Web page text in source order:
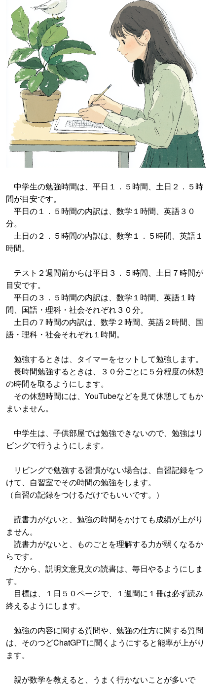
中学生の勉強時間は、平日１．５時間、土日２．５時
間が目安です。
平日の１．５時間の内訳は、数学１時間、英語３０
分。
土日の２．５時間の内訳は、数学１．５時間、英語１
時間。
テスト２週間前からは平日３．５時間、土日７時間が
目安です。
平日の３．５時間の内訳は、数学１時間、英語１時
間、国語・理科・社会それぞれ３０分。
土日の７時間の内訳は、数学２時間、英語２時間、国
語・理科・社会それぞれ１時間。
勉強するときは、タイマーをセットして勉強します。
長時間勉強するときは、３０分ごとに５分程度の休憩
の時間を取るようにします。
その休憩時間には、YouTubeなどを見て休憩してもか
まいません。
中学生は、子供部屋では勉強できないので、勉強はリ
ビングで行うようにします。
リビングで勉強する習慣がない場合は、自習記録をつ
けて、自習室でその時間の勉強をします。
（自習の記録をつけるだけでもいいです。）
読書力がないと、勉強の時間をかけても成績が上がり
ません。
読書力がないと、ものごとを理解する力が弱くなるか
らです。
だから、説明文意見文の読書は、毎日やるようにしま
す。
目標は、１日５０ページで、１週間に１冊は必ず読み
終えるようにします。
勉強の内容に関する質問や、勉強の仕方に関する質問
は、そのつどChatGPTに聞くようにすると能率が上がり
ます。
親が数学を教えると、うまく行かないことが多いで